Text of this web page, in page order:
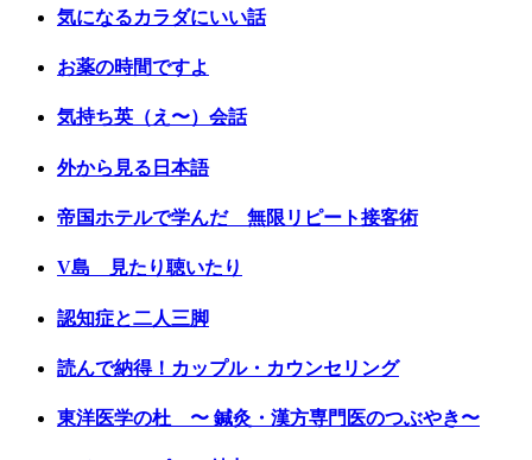
気になるカラダにいい話
お薬の時間ですよ
気持ち英（え〜）会話
外から見る日本語
帝国ホテルで学んだ 無限リピート接客術
V島 見たり聴いたり
認知症と二人三脚
読んで納得！カップル・カウンセリング
東洋医学の杜 〜 鍼灸・漢方専門医のつぶやき〜